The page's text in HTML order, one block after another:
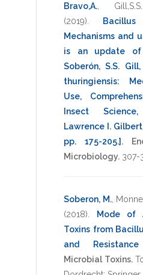
Bravo,A. Gill,S.S.
(2019)
Bacillus
Mechanisms and
is an update of
Soberón, S.S.
thuringiensis:
Use,
Insect
Lawrence I.
pp. 175-205.].
Microbiology. 307-
Soberon, M.,
(2018)
Mode of
Toxins from
and Resistance
Microbial Toxins.